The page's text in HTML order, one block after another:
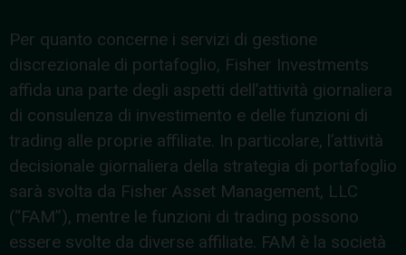
Per quanto concerne i servizi di gestione
discrezionale di portafoglio, Fisher Investments
affida una parte degli aspetti dell’attività giornaliera
di consulenza di investimento e delle funzioni di
trading alle proprie affiliate. In particolare, l’attività
decisionale giornaliera della strategia di portafoglio
sarà svolta da Fisher Asset Management, LLC
(“FAM”), mentre le funzioni di trading possono
essere svolte da diverse affiliate. FAM è la società